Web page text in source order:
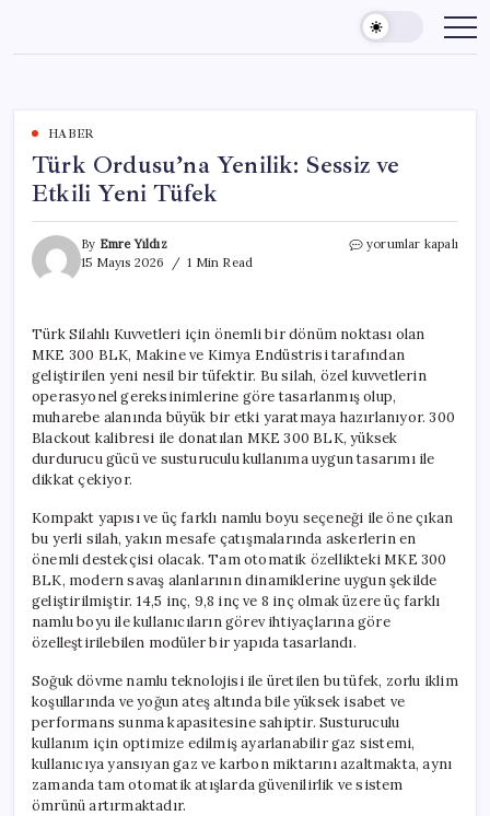
content
HABER
Türk Ordusu’na Yenilik: Sessiz ve
Etkili Yeni Tüfek
By Emre Yıldız
15 Mayıs 2026
1 Min Read
Türk
Etkili
Yeni
Tüfek
için
yorumlar kapalı
Türk Silahlı Kuvvetleri için önemli bir dönüm noktası olan
MKE 300 BLK, Makine ve Kimya Endüstrisi tarafından
geliştirilen yeni nesil bir tüfektir. Bu silah, özel kuvvetlerin
operasyonel gereksinimlerine göre tasarlanmış olup,
muharebe alanında büyük bir etki yaratmaya hazırlanıyor. 300
Blackout kalibresi ile donatılan MKE 300 BLK, yüksek
durdurucu gücü ve susturuculu kullanıma uygun tasarımı ile
dikkat çekiyor.
Kompakt yapısı ve üç farklı namlu boyu seçeneği ile öne çıkan
bu yerli silah, yakın mesafe çatışmalarında askerlerin en
önemli destekçisi olacak. Tam otomatik özellikteki MKE 300
BLK, modern savaş alanlarının dinamiklerine uygun şekilde
geliştirilmiştir. 14,5 inç, 9,8 inç ve 8 inç olmak üzere üç farklı
namlu boyu ile kullanıcıların görev ihtiyaçlarına göre
özelleştirilebilen modüler bir yapıda tasarlandı.
Soğuk dövme namlu teknolojisi ile üretilen bu tüfek, zorlu iklim
koşullarında ve yoğun ateş altında bile yüksek isabet ve
performans sunma kapasitesine sahiptir. Susturuculu
kullanım için optimize edilmiş ayarlanabilir gaz sistemi,
kullanıcıya yansıyan gaz ve karbon miktarını azaltmakta, aynı
zamanda tam otomatik atışlarda güvenilirlik ve sistem
ömrünü artırmaktadır.